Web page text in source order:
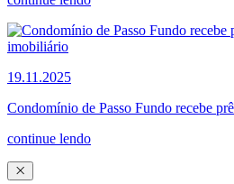
19.11.2025
Condomínio de Passo Fundo recebe
continue lendo